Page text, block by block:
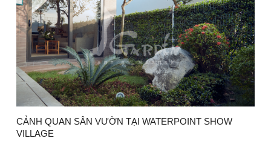
CẢNH QUAN SÂN VƯỜN TẠI WATERPOINT SHOW
VILLAGE